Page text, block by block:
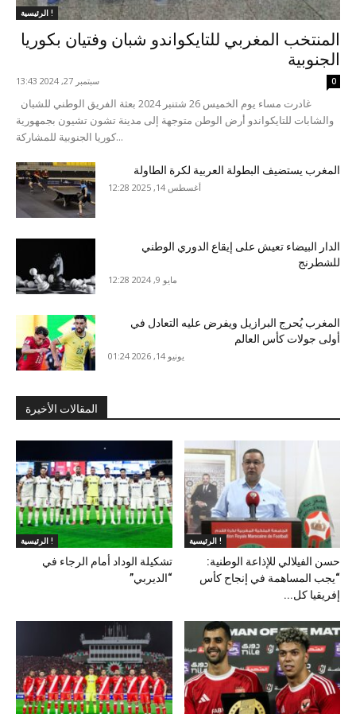
الرئيسية !
المنتخب المغربي للتايكواندو شبان وفتيان بكوريا
الجنوبية
سبتمبر 27, 2024 13:43 0
والشابات للتايكواندو أرض الوطن متوجهة إلى مدينة تشون تشيون بجمهورية
كوريا الجنوبية للمشاركة...
المغرب يستضيف البطولة العربية لكرة الطاولة
أغسطس 14, 2025 12:28
الدار البيضاء تعيش على إيقاع الدوري الوطني
للشطرنج
مايو 9, 2024 12:28
المغرب يُحرج البرازيل ويفرض عليه التعادل في
أولى جولات كأس العالم
يونيو 14, 2026 01:24
المقالات الأخيرة
الرئيسية !
تشكيلة الوداد أمام الرجاء في
“الديربي”
الرئيسية !
حسن الفيلالي للإذاعة الوطنية:
“يجب المساهمة في إنجاح كأس
إفريقيا كل...